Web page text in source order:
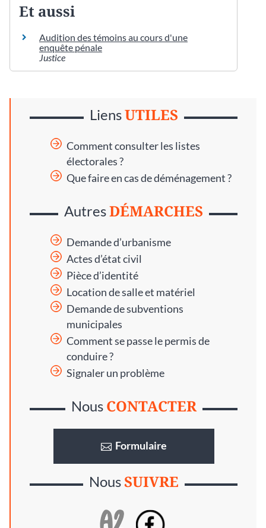
Et aussi
Audition des témoins au cours d'une
enquête pénale
Justice
LiensUTILES
Comment consulter les listes
électorales ?
Que faire en cas de déménagement ?
AutresDÉMARCHES
Demande d’urbanisme
Actes d’état civil
Pièce d’identité
Location de salle et matériel
Demande de subventions
municipales
Comment se passe le permis de
conduire ?
Signaler un problème
Nous CONTACTER
Formulaire
NousSUIVRE